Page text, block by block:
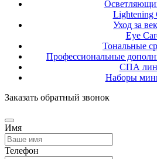
Lightening
Уход за
Eye
Тональные
Профессиональные
СПА
Наборы
Заказать обратный звонок
Имя
Телефон